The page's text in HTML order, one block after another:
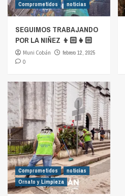
Comprometidos noticias
SEGUIMOS TRABAJANDO
POR LA NIÑEZ 👦🏻👧🏻
Muni Cobán
febrero 12, 2025
0
Comprometidos
noticias
Ornato y Limpieza